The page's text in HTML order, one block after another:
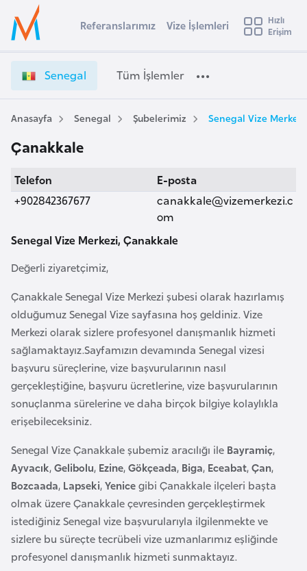
Ülke Seçimi
Başvuru yapmak istediğiniz ülkeyi seçin
Üye
Girişi
e
e
g
a
V
e
l
e
l
e
r
i
e
t
Referanslarımız Vize İşlemleri
Hızlı
Erişim
Senegal Tüm İşlemler
Anasayfa Senegal Şubelerimiz Senegal Vize
Çanakkale
Telefon
+902842367677
E-posta
canakkale@vizemerkezi.c
om
Senegal Vize Merkezi, Çanakkale
Değerli ziyaretçimiz,
Çanakkale Senegal Vize Merkezi şubesi olarak hazırlamış
olduğumuz Senegal Vize sayfasına hoş geldiniz. Vize
Merkezi olarak sizlere profesyonel danışmanlık hizmeti
sağlamaktayız.Sayfamızın devamında Senegal vizesi
başvuru süreçlerine, vize başvurularının nasıl
gerçekleştiğine, başvuru ücretlerine, vize başvurularının
sonuçlanma sürelerine ve daha birçok bilgiye kolaylıkla
erişebileceksiniz.
Senegal Vize Çanakkale şubemiz aracılığı ile Bayramiç,
Ayvacık,Gelibolu, Ezine,Gökçeada, Biga, Eceabat,Çan,
Bozcaada, Lapseki,Yenicegibi Çanakkale ilçeleri başta
olmak üzere Çanakkale çevresinden gerçekleştirmek
istediğiniz Senegal vize başvurularıyla ilgilenmekte ve
sizlere bu süreçte tecrübeli vize uzmanlarımız eşliğinde
profesyonel danışmanlık hizmeti sunmaktayız.
s
t
r
a
v
u
t
r
y
a
A
z
e
r
b
y
c
a
n
B